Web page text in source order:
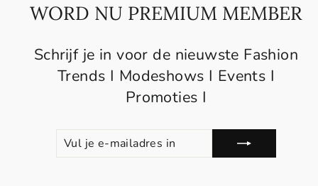
WORD NU PREMIUM MEMBER
Schrijf je in voor de nieuwste Fashion
Trends I Modeshows I Events I
Promoties I
JE
E-